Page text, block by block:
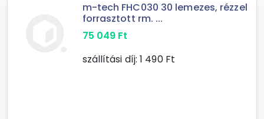
m-tech FHC030 30 lemezes, rézzel
forrasztott rm. ...
75 049 Ft
szállítási díj: 1 490Ft